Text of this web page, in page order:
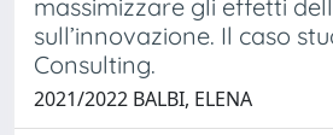
massimizzare gli effetti
sull’innovazione. Il caso
Consulting.
2021/2022 BALBI, ELENA